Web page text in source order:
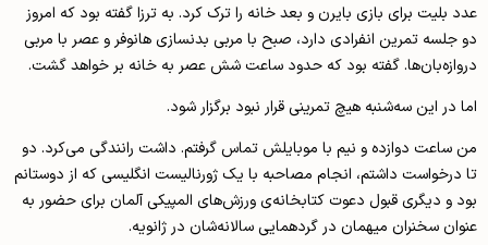
عدد بلیت برای بازی بایرن و بعد خانه را ترک کرد. به ترزا گفته بود که امروز
دو جلسه تمرین انفرادی دارد، صبح با مربی بدنسازی هانوفر و عصر با مربی
دروازه‌بان‌ها. گفته بود که حدود ساعت شش عصر به خانه بر خواهد گشت.
اما در این‌ سه‌شنبه هیچ تمرینی قرار نبود برگزار شود.
من ساعت دوازده و نیم با موبایلش تماس گرفتم. داشت رانندگی می‌کرد. دو
تا درخواست داشتم، انجام مصاحبه با یک ژورنالیست انگلیسی که از دوستانم
بود و دیگری قبول دعوت کتابخانه‌ی ورزش‌های المپیکی آلمان برای حضور به
عنوان سخنران میهمان در گردهمایی سالانه‌شان در ژانویه.